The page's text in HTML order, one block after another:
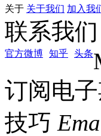
关于 关于我们 加入我
联系我们
官方微博 知乎 头条
订阅电子
技巧